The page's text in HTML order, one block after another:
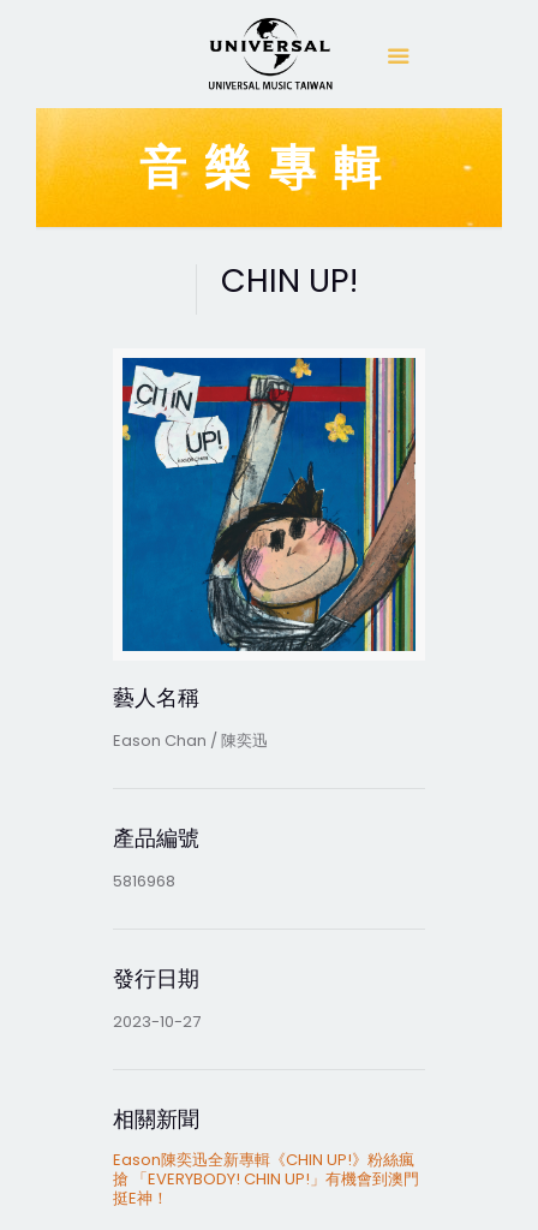
音樂專輯
CHIN UP!
藝人名稱
Eason Chan / 陳奕迅
產品編號
5816968
發行日期
2023-10-27
相關新聞
Eason陳奕迅全新專輯《CHIN UP!》粉絲瘋
搶 「EVERYBODY! CHIN UP!」有機會到澳門
挺E神！